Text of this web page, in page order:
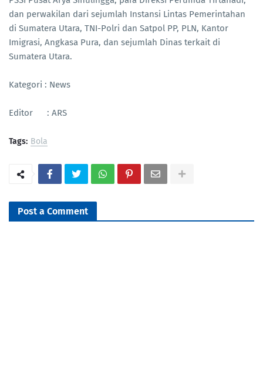
dan perwakilan dari sejumlah Instansi Lintas Pemerintahan
di Sumatera Utara, TNI-Polri dan Satpol PP, PLN, Kantor
Imigrasi, Angkasa Pura, dan sejumlah Dinas terkait di
Sumatera Utara.
Kategori : News
Editor : ARS
Tags: Bola
Post a Comment